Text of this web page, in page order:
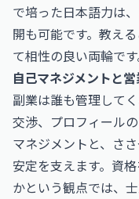
で培った日本語力は
開も可能です。教え
て相性の良い両輪です
自己マネジメントと
副業は誰も管理して
交渉、プロフィール
マネジメントと、さ
安定を支えます。資
かという観点では、